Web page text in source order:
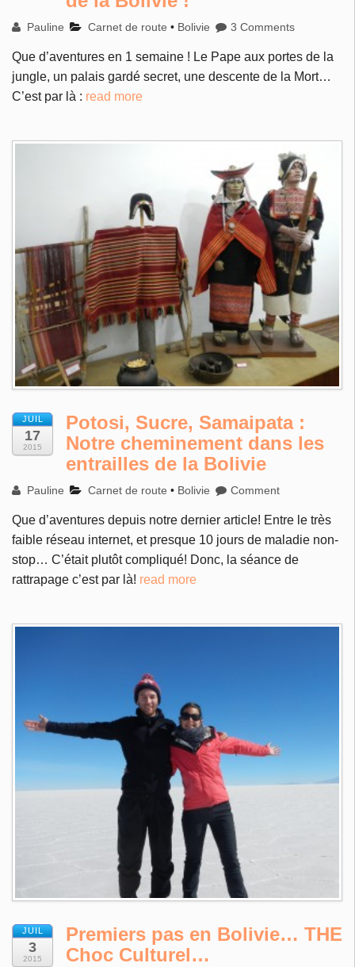
Pauline Carnet de route • Bolivie 3 Comments
Que d’aventures en 1 semaine ! Le Pape aux portes de la
jungle, un palais gardé secret, une descente de la Mort…
C’est par là : read more
JUIL
17
2015
Potosi, Sucre, Samaipata :
Notre cheminement dans les
entrailles de la Bolivie
Pauline Carnet de route • Bolivie Comment
Que d’aventures depuis notre dernier article! Entre le très
faible réseau internet, et presque 10 jours de maladie non-
stop… C’était plutôt compliqué! Donc, la séance de
rattrapage c’est par là! read more
JUIL
3
2015
Premiers pas en Bolivie… THE
Choc Culturel…